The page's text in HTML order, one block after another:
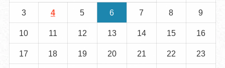
3 4 5 6 7 8 9
10 11 12 13 14 15 16
17 18 19 20 21 22 23